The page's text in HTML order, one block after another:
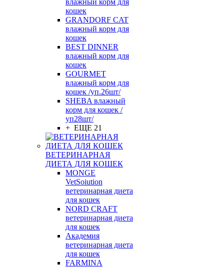
влажный корм для
кошек
GRANDORF CAT
влажный корм для
кошек
BEST DINNER
влажный корм для
кошек
GOURMET
влажный корм для
кошек /уп.26шт/
SHEBA влажный
корм для кошек /
уп28шт/
+ ЕЩЕ 21
ВЕТЕРИНАРНАЯ
ДИЕТА ДЛЯ КОШЕК
MONGE
VetSoiution
ветеринарная диета
для кошек
NORD CRAFT
ветеринарная диета
для кошек
Академия
ветеринарная диета
для кошек
FARMINA